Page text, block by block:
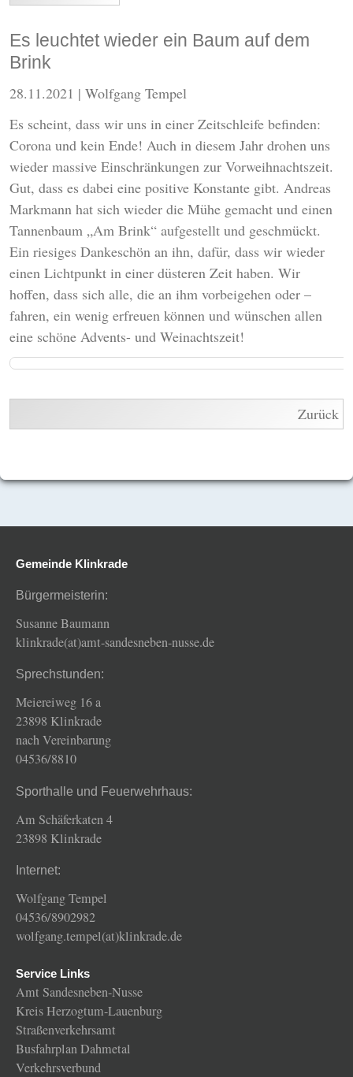
Es leuchtet wieder ein Baum auf dem
Brink
28.11.2021 | Wolfgang Tempel
Es scheint, dass wir uns in einer Zeitschleife befinden:
Corona und kein Ende! Auch in diesem Jahr drohen uns
wieder massive Einschränkungen zur Vorweihnachtszeit.
Gut, dass es dabei eine positive Konstante gibt. Andreas
Markmann hat sich wieder die Mühe gemacht und einen
Tannenbaum „Am Brink“ aufgestellt und geschmückt.
Ein riesiges Dankeschön an ihn, dafür, dass wir wieder
einen Lichtpunkt in einer düsteren Zeit haben. Wir
hoffen, dass sich alle, die an ihm vorbeigehen oder –
fahren, ein wenig erfreuen können und wünschen allen
eine schöne Advents- und Weinachtszeit!
Zurück
Gemeinde Klinkrade
Bürgermeisterin:
Susanne Baumann
klinkrade(at)amt-sandesneben-nusse.de
Sprechstunden:
Meiereiweg 16 a
23898 Klinkrade
nach Vereinbarung
04536/8810
Sporthalle und Feuerwehrhaus:
Am Schäferkaten 4
23898 Klinkrade
Internet:
Wolfgang Tempel
04536/8902982
wolfgang.tempel(at)klinkrade.de
Service Links
Amt Sandesneben-Nusse
Kreis Herzogtum-Lauenburg
Straßenverkehrsamt
Busfahrplan Dahmetal
Verkehrsverbund